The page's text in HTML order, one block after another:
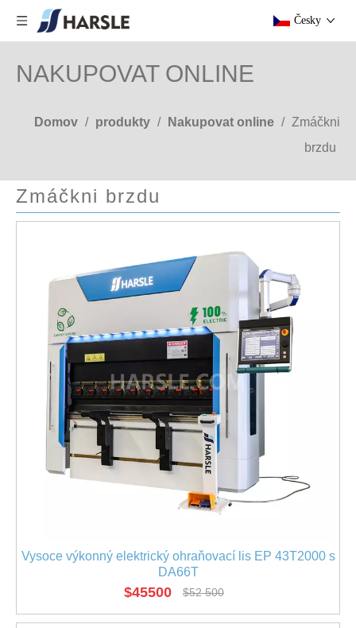
Česky
NAKUPOVAT ONLINE
Domov / produkty / Nakupovat online / Zmáčkni
brzdu
Zmáčkni brzdu
Vysoce výkonný elektrický ohraňovací lis EP 43T2000 s
DA66T
$45500 $52 500